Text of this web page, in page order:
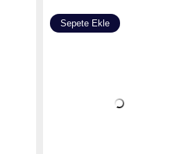
Sepete Ekle